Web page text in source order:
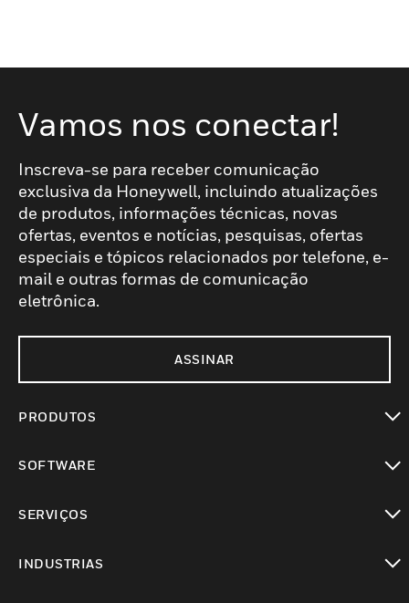
Vamos nos conectar!
Inscreva-se para receber comunicação
exclusiva da Honeywell, incluindo atualizações
de produtos, informações técnicas, novas
ofertas, eventos e notícias, pesquisas, ofertas
especiais e tópicos relacionados por telefone, e-
mail e outras formas de comunicação
eletrônica.
ASSINAR
PRODUTOS
SOFTWARE
SERVIÇOS
INDUSTRIAS